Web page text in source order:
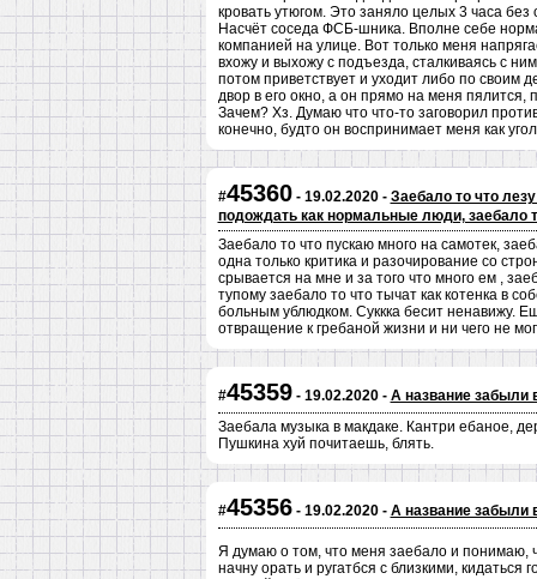
кровать утюгом. Это заняло целых 3 часа
Насчёт соседа ФСБ-шника. Вполне себе
компанией на улице. Вот только меня
вхожу и выхожу с подъезда, сталкиваясь с
потом приветствует и уходит либо по своим
двор в его окно, а он прямо на меня
Зачем? Хз. Думаю что что-то заговорил
конечно, будто он воспринимает меня как
#45360- 19.02.2020 - Заебало то что
подождать как нормальные люди, заебало
Заебало то что пускаю много на самотек,
одна только критика и разочирование со
срывается на мне и за того что много ем ,
тупому заебало то что тычат как котенка в
больным ублюдком. Суккка бесит ненавижу.
отвращение к гребаной жизни и ни чего не
#45359- 19.02.2020 - А название забыли
Заебала музыка в макдаке. Кантри ебаное,
Пушкина хуй почитаешь, блять.
#45356- 19.02.2020 - А название забыли
Я думаю о том, что меня заебало и понимаю,
начну орать и ругатбся с близкими, кидаться